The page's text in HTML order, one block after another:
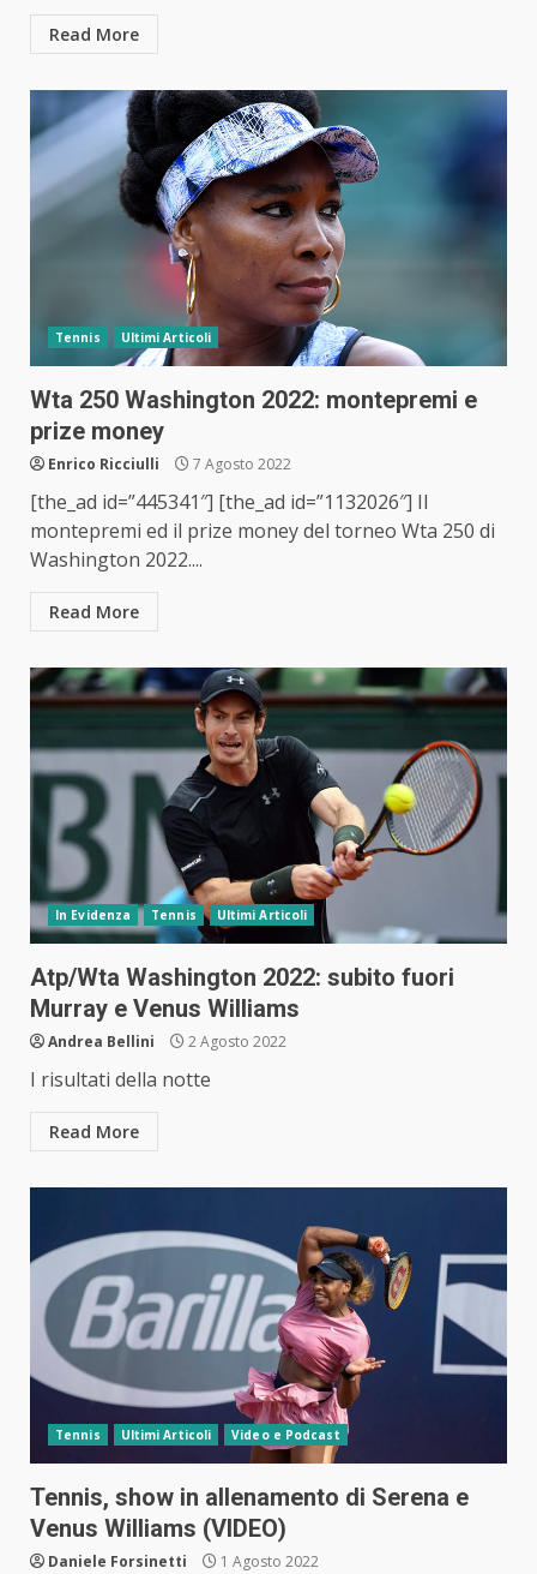
Read More
Tennis Ultimi Articoli
Wta 250 Washington 2022: montepremi e
prize money
Enrico Ricciulli 7 Agosto 2022
[the_ad id=”445341″] [the_ad id=”1132026″] Il
montepremi ed il prize money del torneo Wta 250 di
Washington 2022....
Read More
In Evidenza Tennis Ultimi Articoli
Atp/Wta Washington 2022: subito fuori
Murray e Venus Williams
Andrea Bellini 2 Agosto 2022
I risultati della notte
Read More
Tennis Ultimi Articoli Video e Podcast
Tennis, show in allenamento di Serena e
Venus Williams (VIDEO)
Daniele Forsinetti 1 Agosto 2022